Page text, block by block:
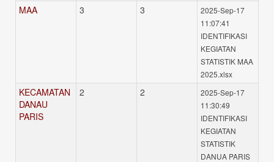
MAA 3 3
2025-Sep-17
11:07:41
IDENTIFIKASI
KEGIATAN
STATISTIK MAA
2025.xlsx
KECAMATAN
DANAU
PARIS
2 2
2025-Sep-17
11:30:49
IDENTIFIKASI
KEGIATAN
STATISTIK
DANUA PARIS